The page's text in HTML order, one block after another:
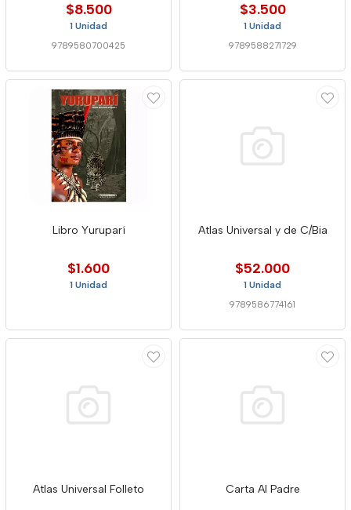
$8.500
1 Unidad
9789580700425
$3.500
1 Unidad
9789588271729
Libro Yuruparí
$1.600
1 Unidad
Atlas Universal y de C/Bia
$52.000
1 Unidad
9789586774161
Atlas Universal Folleto Carta Al Padre